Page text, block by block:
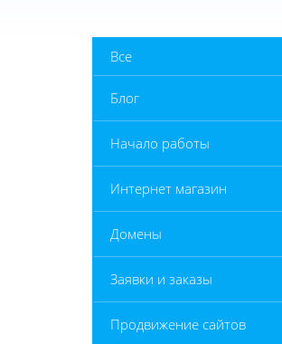
Все
Блог
Начало работы
Интернет магазин
Домены
Заявки и заказы
Продвижение сайтов